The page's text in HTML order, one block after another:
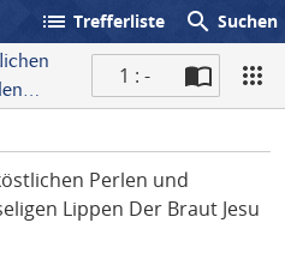
list Trefferliste search Suchen
1 : -
Perlen und
Lippen Der Braut Jesu